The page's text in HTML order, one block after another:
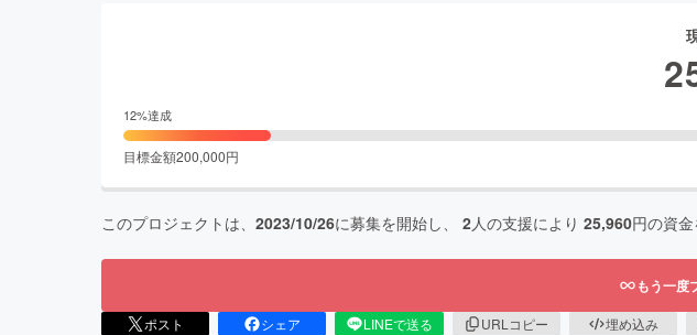
12%達成
目標金額200,000円
このプロジェクトは、 2023/10/26に募集を開始し、 2人の支援により 25,960円の資金
もう一度
ポスト シェア LINEで送る URLコピー 埋め込み